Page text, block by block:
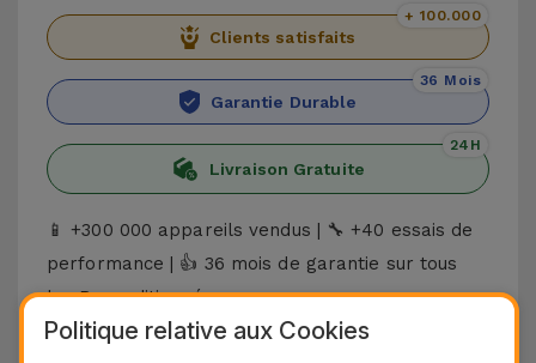
Clients satisfaits
+ 100.000
Garantie Durable
36 Mois
Livraison Gratuite
24H
📱 +300 000 appareils vendus | 🔧 +40 essais de
performance | 👍 36 mois de garantie sur tous
les Reconditionnés
Découvrez l'iPhone 11 Pro
Politique relative aux Cookies